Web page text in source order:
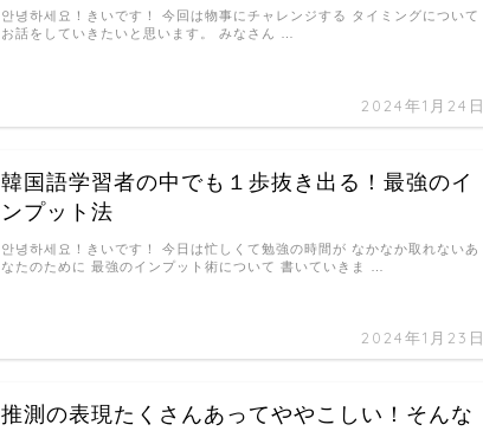
2024年1月24日
안녕하세요！きいです！ 今回は物事にチャレンジする タイミングについて
お話をしていきたいと思います。 みなさん …
韓国語学習者の中でも１歩抜き出る！最強のイ
ンプット法
2024年1月23日
안녕하세요！きいです！ 今日は忙しくて勉強の時間が なかなか取れないあ
なたのために 最強のインプット術について 書いていきま …
推測の表現たくさんあってややこしい！そんな